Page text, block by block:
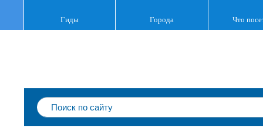
Гиды Города Что